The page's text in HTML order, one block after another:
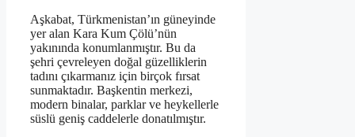
Aşkabat, Türkmenistan’ın güneyinde
yer alan Kara Kum Çölü’nün
yakınında konumlanmıştır. Bu da
şehri çevreleyen doğal güzelliklerin
tadını çıkarmanız için birçok fırsat
sunmaktadır. Başkentin merkezi,
modern binalar, parklar ve heykellerle
süslü geniş caddelerle donatılmıştır.